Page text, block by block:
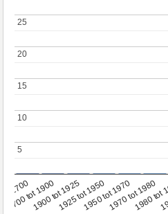
1700
1700 tot 1900
1900 tot 19251925 tot 19501950 tot 19701970 tot 1980
1980
5
5
10
10
15
15
20
20
25
25